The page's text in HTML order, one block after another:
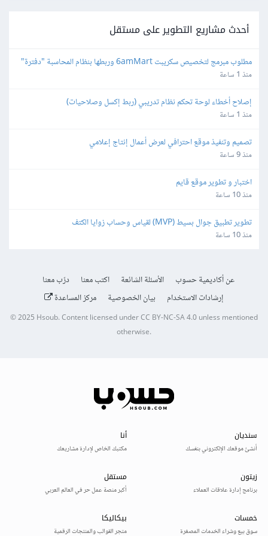
أحدث مشاريع التطوير على مستقل
وبوابات الدفع في مصر
منذ 1 ساعة
إصلاح أخطاء لوحة تحكم نظام تدريبي (ربط إكسل وصلاحيات)
منذ 1 ساعة
تصميم وتنفيذ موقع احترافي لعرض أعمال إنتاج إعلامي
منذ 9 ساعة
اختبار و تطوير موقع قايم
منذ 10 ساعة
تطوير تطبيق جوال بسيط (MVP) لقياس وحساب زوايا الكتف
منذ 10 ساعة
عن أكاديمية حسوب الأسئلة الشائعة اكتب معنا
درّب معنا
إرشادات الاستخدام
بيان الخصوصية مركز المساعدة
© 2025 Hsoub.Content licensed underCC BY-NC-SA 4.0unless mentioned
otherwise.